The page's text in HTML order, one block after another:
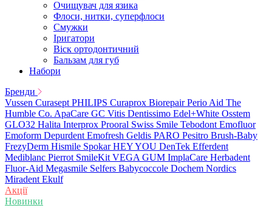
Очищувач для язика
Флоси, нитки, суперфлоси
Смужки
Іригатори
Віск ортодонтичний
Бальзам для губ
Набори
Бренди
Vussen Curasept PHILIPS Curaprox Biorepair Perio Aid The
Humble Co. ApaCare GC Vitis Dentissimo Edel+White Osstem
GLO32 Halita Interprox Prooral Swiss Smile Tebodont Emofluor
Emoform Depurdent Emofresh Geldis PARO Pesitro Brush-Baby
FrezyDerm Hismile Spokar HEY YOU DenTek Efferdent
Mediblanc Pierrot SmileKit VEGA GUM ImplaCare Herbadent
Fluor-Aid Megasmile Selfers Babycoccole Dochem Nordics
Miradent Ekulf
Акції
Новинки